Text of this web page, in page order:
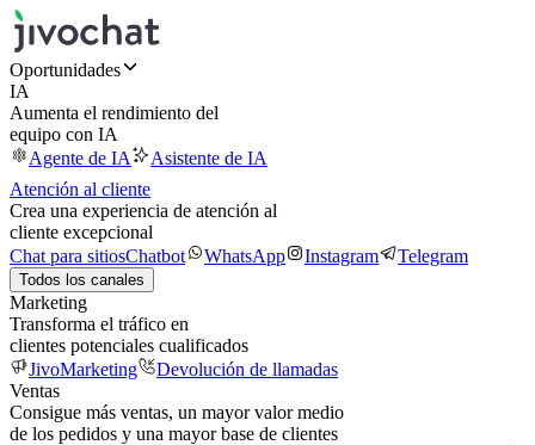
Oportunidades
IA
Aumenta el rendimiento del
equipo con IA
Agente de IA
Asistente de IA
Atención al cliente
Crea una experiencia de atención al
cliente excepcional
Chat para sitiosChatbot WhatsApp Instagram Telegram
Todos los canales
Marketing
Transforma el tráfico en
clientes potenciales cualificados
JivoMarketing
Devolución de llamadas
Ventas
Consigue más ventas, un mayor valor medio
de los pedidos y una mayor base de clientes